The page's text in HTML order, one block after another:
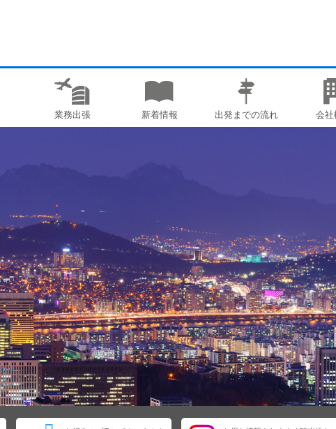
業務出張 新着情報 出発までの流れ 会